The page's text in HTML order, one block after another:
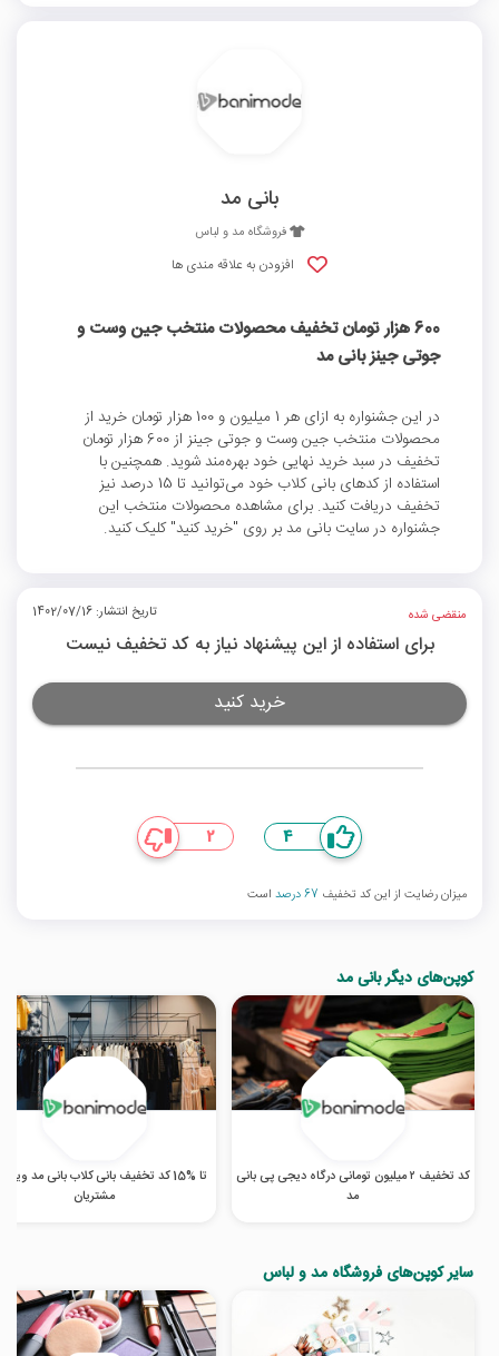
بانی مد
فروشگاه مد و لباس
افزودن به علاقه مندی ها
600 هزار تومان تخفیف محصولات منتخب جین وست و
جوتی جینز بانی مد
در این جشنواره به ازای هر 1 میلیون و 100 هزار تومان خرید از
محصولات منتخب جین وست و جوتی جینز از 600 هزار تومان
تخفیف در سبد خرید نهایی خود بهره‌مند شوید. همچنین با
استفاده از کدهای بانی کلاب خود می‌توانید تا 15 درصد نیز
تخفیف دریافت کنید. برای مشاهده محصولات منتخب این
جشنواره در سایت بانی مد بر روی "خرید کنید" کلیک کنید.
منقضی شده تاریخ انتشار: 1402/07/16
برای استفاده از این پیشنهاد نیاز به کد تخفیف نیست
خرید کنید
4
2
میزان رضایت از این کد تخفیف 67 درصد است
کوپن‌های دیگر بانی مد
کد تخفیف ۲ میلیون تومانی درگاه دیجی پی بانی
مد
تا %15 کد تخفیف بانی کلاب بانی مد
مشتریان
سایر کوپن‌های فروشگاه مد و لباس